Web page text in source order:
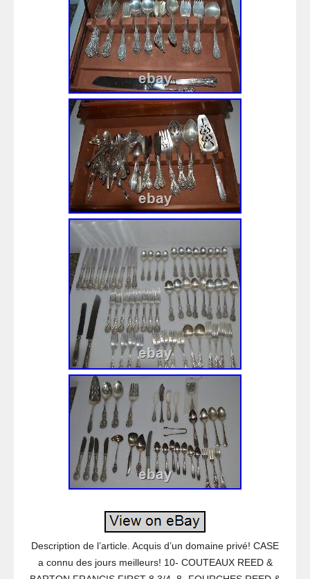
Description de l’article. Acquis d’un domaine privé! CASE
a connu des jours meilleurs! 10- COUTEAUX REED &